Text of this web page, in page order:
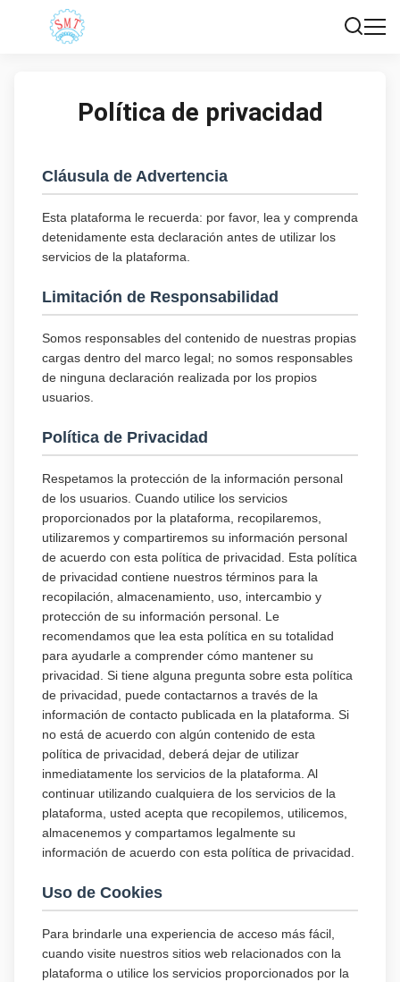
Política de privacidad
Cláusula de Advertencia
Esta plataforma le recuerda: por favor, lea y comprenda
detenidamente esta declaración antes de utilizar los
servicios de la plataforma.
Limitación de Responsabilidad
Somos responsables del contenido de nuestras propias
cargas dentro del marco legal; no somos responsables
de ninguna declaración realizada por los propios
usuarios.
Política de Privacidad
Respetamos la protección de la información personal
de los usuarios. Cuando utilice los servicios
proporcionados por la plataforma, recopilaremos,
utilizaremos y compartiremos su información personal
de acuerdo con esta política de privacidad. Esta política
de privacidad contiene nuestros términos para la
recopilación, almacenamiento, uso, intercambio y
protección de su información personal. Le
recomendamos que lea esta política en su totalidad
para ayudarle a comprender cómo mantener su
privacidad. Si tiene alguna pregunta sobre esta política
de privacidad, puede contactarnos a través de la
información de contacto publicada en la plataforma. Si
no está de acuerdo con algún contenido de esta
política de privacidad, deberá dejar de utilizar
inmediatamente los servicios de la plataforma. Al
continuar utilizando cualquiera de los servicios de la
plataforma, usted acepta que recopilemos, utilicemos,
almacenemos y compartamos legalmente su
información de acuerdo con esta política de privacidad.
Uso de Cookies
Para brindarle una experiencia de acceso más fácil,
cuando visite nuestros sitios web relacionados con la
plataforma o utilice los servicios proporcionados por la